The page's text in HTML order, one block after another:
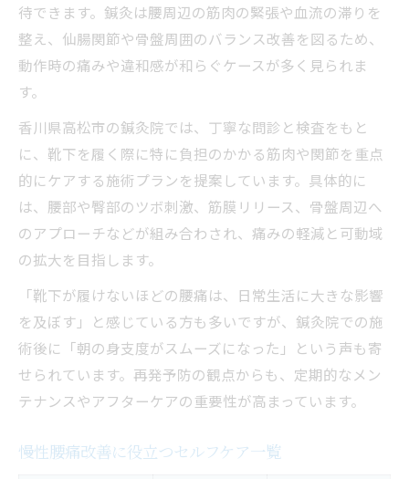
待できます。鍼灸は腰周辺の筋肉の緊張や血流の滞りを
整え、仙腸関節や骨盤周囲のバランス改善を図るため、
動作時の痛みや違和感が和らぐケースが多く見られま
す。
香川県高松市の鍼灸院では、丁寧な問診と検査をもと
に、靴下を履く際に特に負担のかかる筋肉や関節を重点
的にケアする施術プランを提案しています。具体的に
は、腰部や臀部のツボ刺激、筋膜リリース、骨盤周辺へ
のアプローチなどが組み合わされ、痛みの軽減と可動域
の拡大を目指します。
「靴下が履けないほどの腰痛は、日常生活に大きな影響
を及ぼす」と感じている方も多いですが、鍼灸院での施
術後に「朝の身支度がスムーズになった」という声も寄
せられています。再発予防の観点からも、定期的なメン
テナンスやアフターケアの重要性が高まっています。
慢性腰痛改善に役立つセルフケア一覧